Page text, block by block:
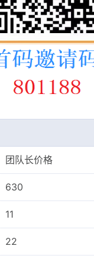
团队长价格
630
11
22